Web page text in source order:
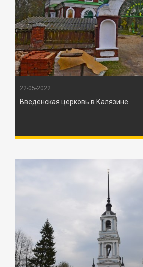
22-05-2022
Введенская церковь в Калязине